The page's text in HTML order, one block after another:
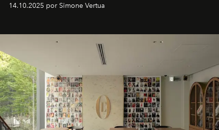
14.10.2025 por Simone Vertua